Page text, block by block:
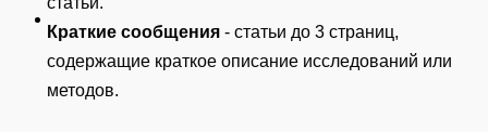
Краткие сообщения - статьи до 3 страниц,
содержащие краткое описание исследований или
методов.